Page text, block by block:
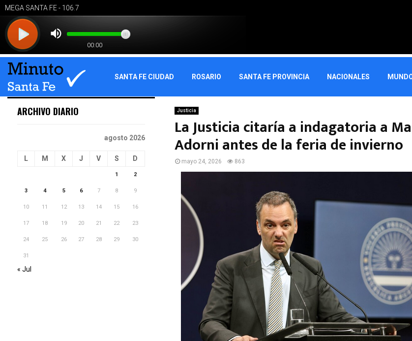
SANTA FE CIUDAD ROSARIO SANTA FE PROVINCIA NACIONALES
Justicia
La Justicia citaría a indagatoria a
Adorni antes de la feria de invierno
mayo 24, 2026 863
ARCHIVO DIARIO
agosto 2026
L M X J V S D
1 2
3 4 5 6 7 8 9
10 11 12 13 14 15 16
17 18 19 20 21 22 23
24 25 26 27 28 29 30
31
« Jul